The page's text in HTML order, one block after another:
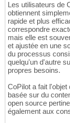
Les utilisateurs de
obtiennent
rapide et plus
correspondre
mais elle est
et ajustée en une
du processus
quelqu'un d'autre
propres besoins.
CoPilot a fait
basée sur du
open source
également aux